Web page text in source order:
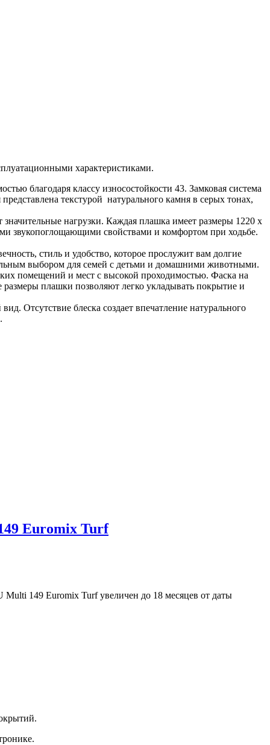
характеристиками.
благодаря классу износостойкости 43. Замковая система
текстурой натурального камня в серых тонах,
нагрузки. Каждая плашка имеет размеры 1220 x
звукопоглощающими свойствами и комфортом при ходьбе.
стиль и удобство, которое прослужит вам долгие
выбором для семей с детьми и домашними животными.
помещений и мест с высокой проходимостью. Фаска на
плашки позволяют легко укладывать покрытие и
Отсутствие блеска создает впечатление натурального
Euromix Turf
149 Euromix Turf увеличен до 18 месяцев от даты